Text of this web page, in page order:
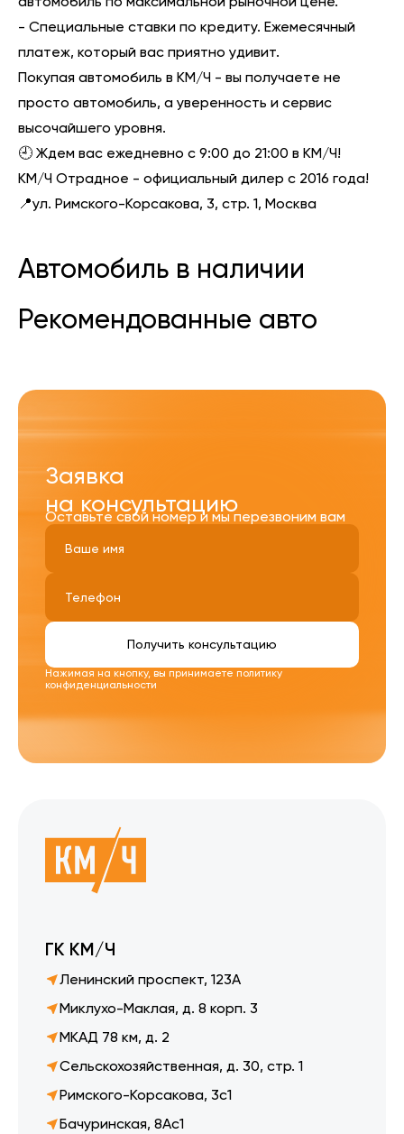
- Специальные ставки по кредиту. Ежемесячный
платеж, который вас приятно удивит.
Покупая автомобиль в КМ/Ч - вы получаете не
просто автомобиль, а уверенность и сервис
высочайшего уровня.
🕘 Ждем вас ежедневно с 9:00 до 21:00 в КМ/Ч!
КМ/Ч Отрадное - официальный дилер с 2016 года!
📍ул. Римского-Корсакова, 3, стр. 1, Москва
Автомобиль в наличии
Рекомендованные авто
Заявка
на консультацию
Оставьте свой номер и мы перезвоним вам
Нажимая на кнопку, вы принимаете политику
конфиденциальности
Получить консультацию
ГК КМ/Ч
Ленинский проспект, 123А
Миклухо-Маклая, д. 8 корп. 3
МКАД 78 км, д. 2
Сельскохозяйственная, д. 30, стр. 1
Римского-Корсакова, 3с1
Бачуринская, 8Ас1